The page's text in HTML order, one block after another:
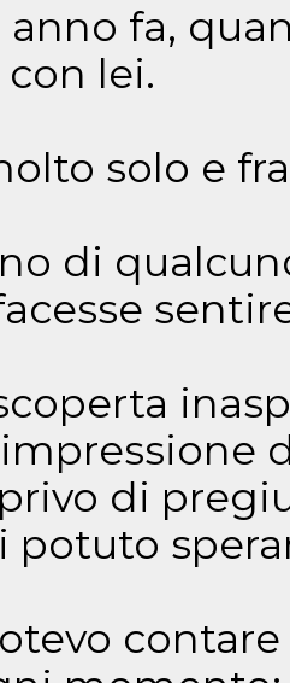
anno fa,
lei.
solo e
di
di
potuto